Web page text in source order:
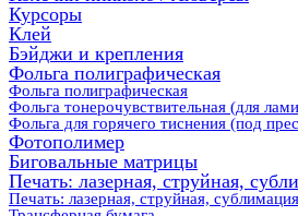
Курсоры
Клей
Бэйджи и крепления
Фольга полиграфическая
Фольга полиграфическая
Фольга тонерочувствительная (для
Фольга для горячего тиснения (под
Фотополимер
Биговальные матрицы
Печать: лазерная, струйная,
Печать: лазерная, струйная, сублимация